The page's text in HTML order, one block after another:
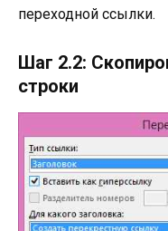
переходной ссылки.
Шаг 2.2:
строки